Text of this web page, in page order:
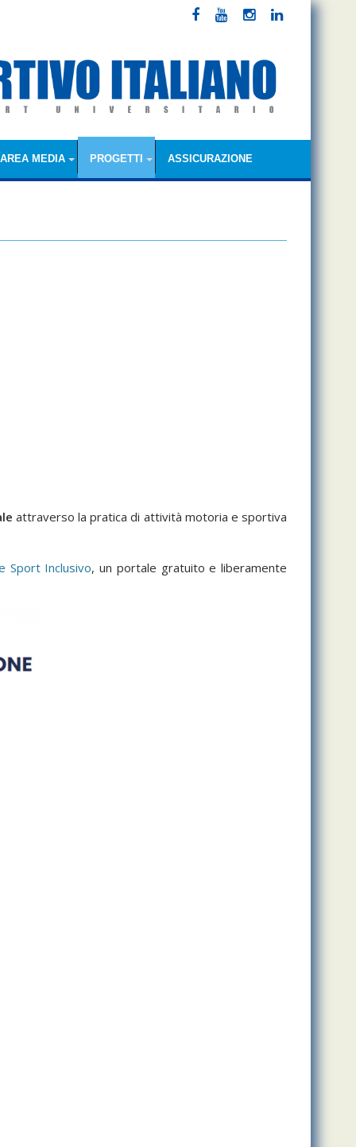
AREA MEDIA PROGETTI ASSICURAZIONE
attraverso la pratica di attività motoria e sportiva
Sport Inclusivo, un portale gratuito e liberamente